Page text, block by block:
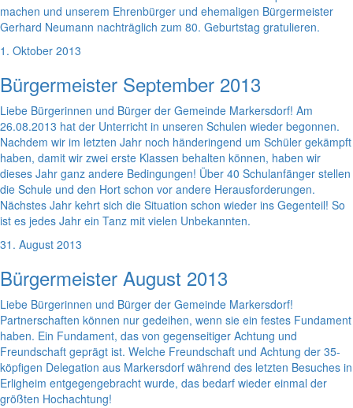
machen und unserem Ehrenbürger und ehemaligen Bürgermeister
Gerhard Neumann nachträglich zum 80. Geburtstag gratulieren.
1. Oktober 2013
Bürgermeister September 2013
Liebe Bürgerinnen und Bürger der Gemeinde Markersdorf! Am
26.08.2013 hat der Unterricht in unseren Schulen wieder begonnen.
Nachdem wir im letzten Jahr noch händeringend um Schüler gekämpft
haben, damit wir zwei erste Klassen behalten können, haben wir
dieses Jahr ganz andere Bedingungen! Über 40 Schulanfänger stellen
die Schule und den Hort schon vor andere Herausforderungen.
Nächstes Jahr kehrt sich die Situation schon wieder ins Gegenteil! So
ist es jedes Jahr ein Tanz mit vielen Unbekannten.
31. August 2013
Bürgermeister August 2013
Liebe Bürgerinnen und Bürger der Gemeinde Markersdorf!
Partnerschaften können nur gedeihen, wenn sie ein festes Fundament
haben. Ein Fundament, das von gegenseitiger Achtung und
Freundschaft geprägt ist. Welche Freundschaft und Achtung der 35-
köpfigen Delegation aus Markersdorf während des letzten Besuches in
Erligheim entgegengebracht wurde, das bedarf wieder einmal der
größten Hochachtung!